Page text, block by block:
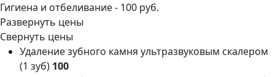
Гигиена и отбеливание - 100 руб.
Развернуть цены
Свернуть цены
Удаление зубного камня ультразвуковым скалером
(1 зуб) 100